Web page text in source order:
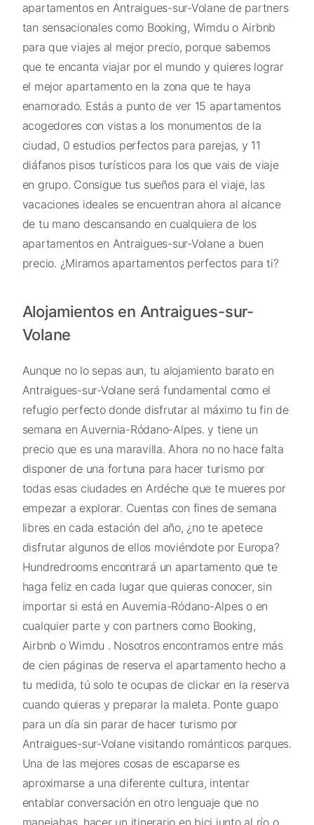
apartamentos en Antraigues-sur-Volane de partners
tan sensacionales como Booking, Wimdu o Airbnb
para que viajes al mejor precio, porque sabemos
que te encanta viajar por el mundo y quieres lograr
el mejor apartamento en la zona que te haya
enamorado. Estás a punto de ver 15 apartamentos
acogedores con vistas a los monumentos de la
ciudad, 0 estudios perfectos para parejas, y 11
diáfanos pisos turísticos para los que vais de viaje
en grupo. Consigue tus sueños para el viaje, las
vacaciones ideales se encuentran ahora al alcance
de tu mano descansando en cualquiera de los
apartamentos en Antraigues-sur-Volane a buen
precio. ¿Miramos apartamentos perfectos para ti?
Alojamientos en Antraigues-sur-
Volane
Aunque no lo sepas aun, tu alojamiento barato en
Antraigues-sur-Volane será fundamental como el
refugio perfecto donde disfrutar al máximo tu fin de
semana en Auvernia-Ródano-Alpes. y tiene un
precio que es una maravilla. Ahora no no hace falta
disponer de una fortuna para hacer turismo por
todas esas ciudades en Ardéche que te mueres por
empezar a explorar. Cuentas con fines de semana
libres en cada estación del año, ¿no te apetece
disfrutar algunos de ellos moviéndote por Europa?
Hundredrooms encontrará un apartamento que te
haga feliz en cada lugar que quieras conocer, sin
importar si está en Auvernia-Ródano-Alpes o en
cualquier parte y con partners como Booking,
Airbnb o Wimdu . Nosotros encontramos entre más
de cien páginas de reserva el apartamento hecho a
tu medida, tú solo te ocupas de clickar en la reserva
cuando quieras y preparar la maleta. Ponte guapo
para un día sin parar de hacer turismo por
Antraigues-sur-Volane visitando románticos parques.
Una de las mejores cosas de escaparse es
aproximarse a una diferente cultura, intentar
entablar conversación en otro lenguaje que no